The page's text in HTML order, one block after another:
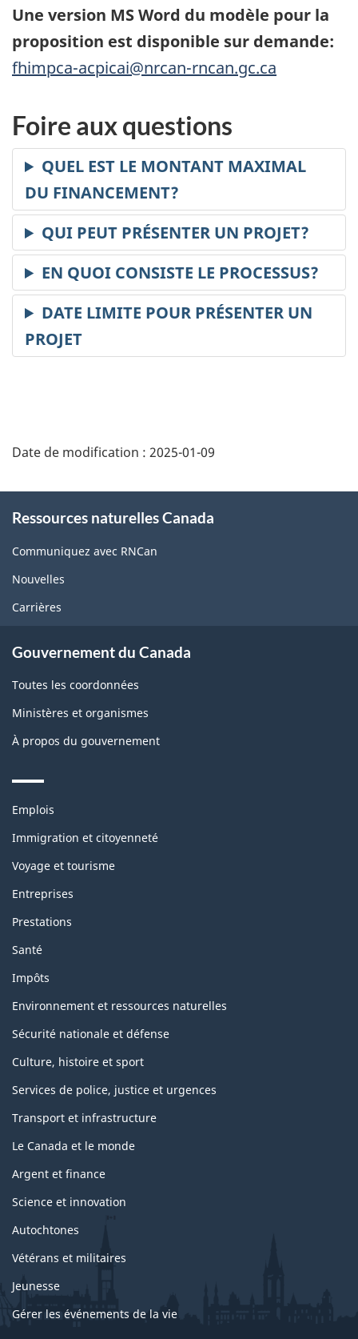
Une version MS Word du modèle pour la
proposition est disponible sur demande:
fhimpca-acpicai@nrcan-rncan.gc.ca
Foire aux questions
Date de modification : 2025-01-09
this
site
Ressources naturelles Canada
Communiquez avec RNCan
Nouvelles
Carrières
Gouvernement du Canada
Toutes les coordonnées
Ministères et organismes
À propos du gouvernement
Themes
topics
Emplois
Immigration et citoyenneté
Voyage et tourisme
Entreprises
Prestations
Santé
Impôts
Environnement et ressources naturelles
Sécurité nationale et défense
Culture, histoire et sport
Services de police, justice et urgences
Transport et infrastructure
Le Canada et le monde
Argent et finance
Science et innovation
Autochtones
Vétérans et militaires
Jeunesse
Gérer les événements de la vie